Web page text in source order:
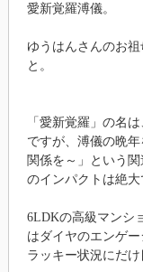
愛新覚羅溥儀。
ゆうはんさんのお
と。
「愛新覚羅」の名
ですが、溥儀の晩
関係を～」という
のインパクトは絶大
6LDKの高級マンシ
はダイヤのエンゲ
ラッキー状況にだけ